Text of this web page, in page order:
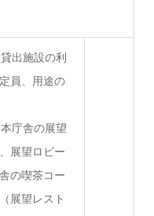
出施設の利
員、用途の
庁舎の展望
展望ロビー
の喫茶コー
展望レスト